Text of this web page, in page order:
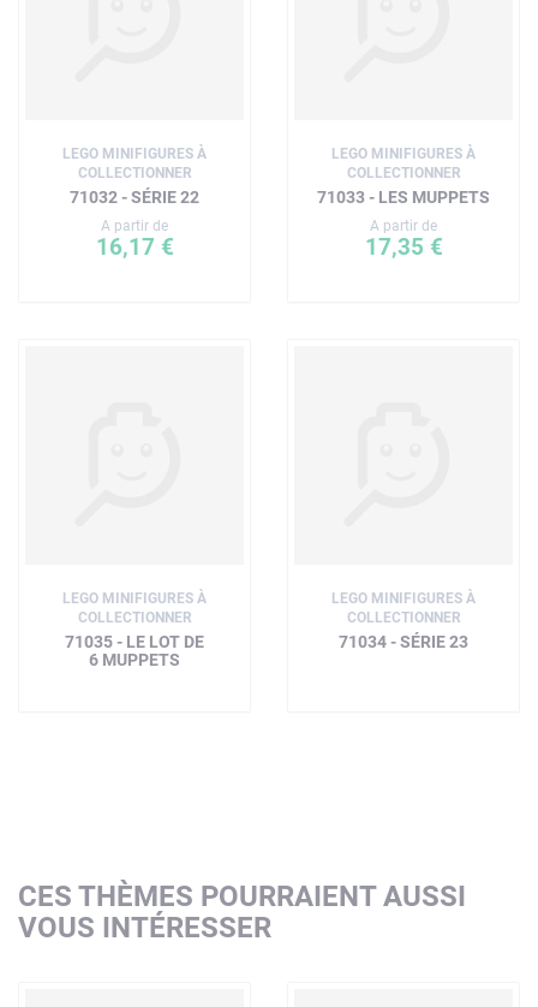
LEGO MINIFIGURES À
COLLECTIONNER
71032 - SÉRIE 22
A partir de
16,17 €
LEGO MINIFIGURES À
COLLECTIONNER
71033 - LES MUPPETS
A partir de
17,35 €
LEGO MINIFIGURES À
COLLECTIONNER
71035 - LE LOT DE
6 MUPPETS
LEGO MINIFIGURES À
COLLECTIONNER
71034 - SÉRIE 23
CES THÈMES POURRAIENT AUSSI
VOUS INTÉRESSER